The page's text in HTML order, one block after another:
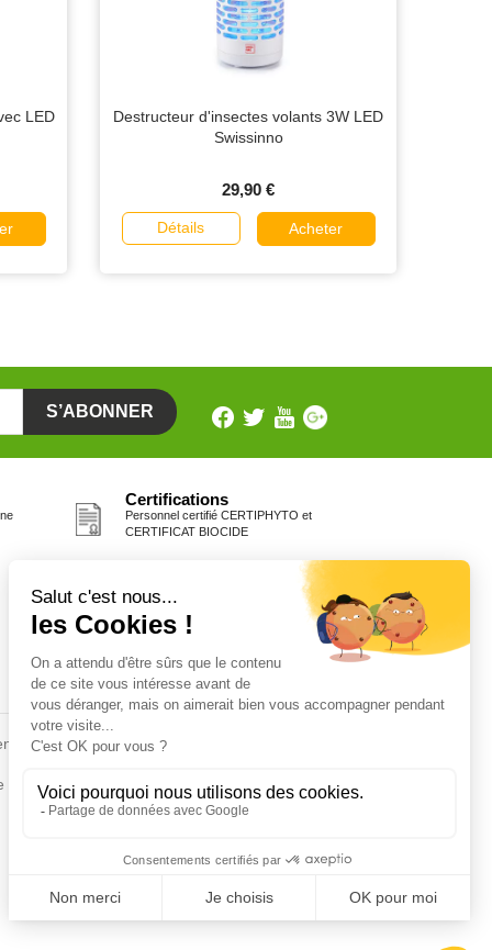
LED
Destructeur d'insectes volants 3W LED
Swissinno
29,90 €
Détails Acheter
Certifications
Personnel certifié CERTIPHYTO et
CERTIFICAT BIOCIDE
de la
Fiches conseils
Insecte